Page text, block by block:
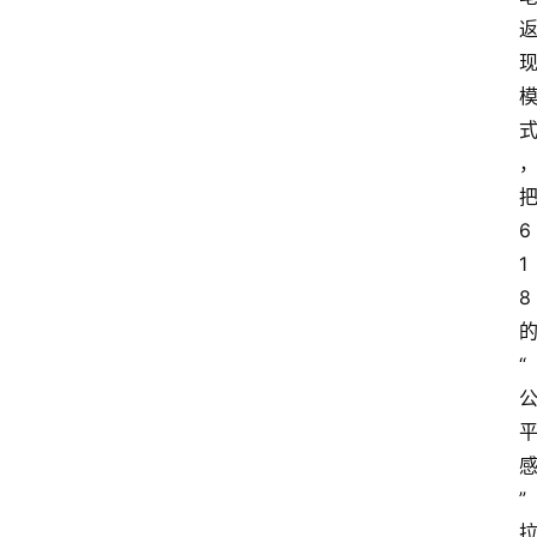
返
现
模
式
，
把
6
1
8
的
“
公
平
感
”
拉